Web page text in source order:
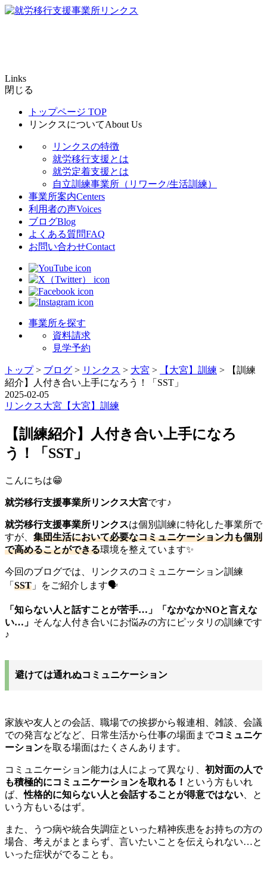
Links
閉じる
トップページ TOP
リンクスについてAbout Us
リンクスの特徴
就労移行支援とは
就労定着支援とは
自立訓練事業所（リワーク/生活訓練）
事業所案内Centers
利用者の声Voices
ブログBlog
よくある質問FAQ
お問い合わせContact
事業所を探す
資料請求
見学予約
トップ> ブログ > リンクス > 大宮 > 【大宮】訓練 >
【訓練
紹介】人付き合い上手になろう！「SST」
2025-02-05
リンクス大宮 【大宮】訓練
【訓練紹介】人付き合い上手になろ
う！「SST」
こんにちは😁
就労移行支援事業所リンクス大宮です♪
就労移行支援事業所リンクスは個別訓練に特化した事業所で
すが、 集団生活において必要なコミュニケーション力も個別
で高めることができる環境を整えています✨️
今回のブログでは、リンクスのコミュニケーション訓練
「 SST 」をご紹介します🗣️
「知らない人と話すことが苦手…」「なかなかNOと言えな
い…」 そんな人付き合いにお悩みの方にピッタリの訓練です
♪
避けては通れぬコミュニケーション
家族や友人との会話、職場での挨拶から報連相、雑談、会議
での発言などなど、日常生活から仕事の場面までコミュニケ
ーションを取る場面はたくさんあります。
コミュニケーション能力は人によって異なり、 初対面の人で
も積極的にコミュニケーションを取れる！ という方もいれ
ば、性格的に知らない人と会話することが得意ではない 、と
いう方もいるはず。
また、うつ病や統合失調症といった精神疾患をお持ちの方の
場合、考えがまとまらず、言いたいことを伝えられない…と
いった症状がでることも。